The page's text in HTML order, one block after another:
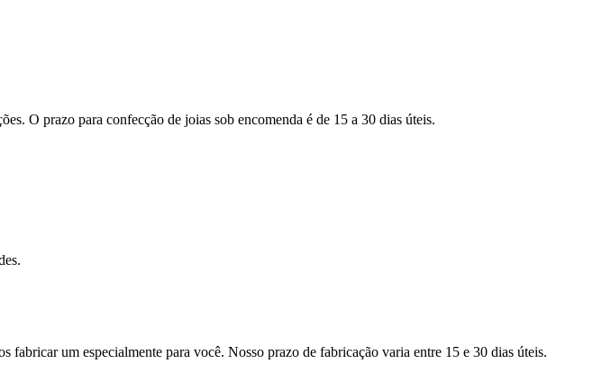
O prazo para confecção de joias sob encomenda é de 15 a 30 dias úteis.
um especialmente para você. Nosso prazo de fabricação varia entre 15 e 30 dias úteis.